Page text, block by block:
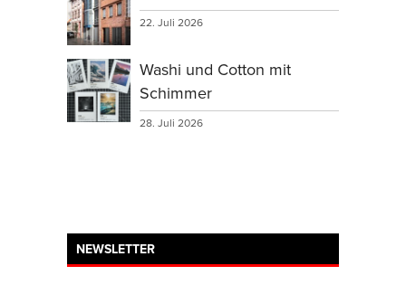
22. Juli 2026
Washi und Cotton mit
Schimmer
28. Juli 2026
NEWSLETTER